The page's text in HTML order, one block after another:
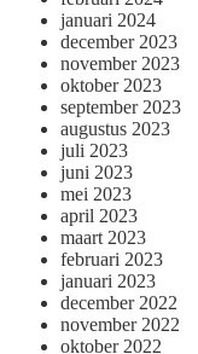
januari 2024
december 2023
november 2023
oktober 2023
september 2023
augustus 2023
juli 2023
juni 2023
mei 2023
april 2023
maart 2023
februari 2023
januari 2023
december 2022
november 2022
oktober 2022